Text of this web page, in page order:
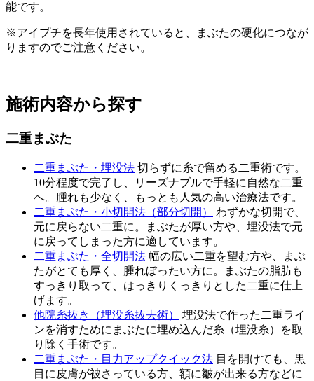
能です。
※アイプチを長年使用されていると、まぶたの硬化につなが
りますのでご注意ください。
施術内容から探す
二重まぶた
二重まぶた・埋没法 切らずに糸で留める二重術です。
10分程度で完了し、リーズナブルで手軽に自然な二重
へ。腫れも少なく、もっとも人気の高い治療法です。
二重まぶた・小切開法（部分切開）
わずかな切開で、
元に戻らない二重に。まぶたが厚い方や、埋没法で元
に戻ってしまった方に適しています。
二重まぶた・全切開法 幅の広い二重を望む方や、まぶ
たがとても厚く、腫れぼったい方に。まぶたの脂肪も
すっきり取って、はっきりくっきりとした二重に仕上
げます。
他院糸抜き（埋没糸抜去術）
埋没法で作った二重ライ
ンを消すためにまぶたに埋め込んだ糸（埋没糸）を取
り除く手術です。
二重まぶた・目力アップクイック法 目を開けても、黒
目に皮膚が被さっている方、額に皺が出来る方などに